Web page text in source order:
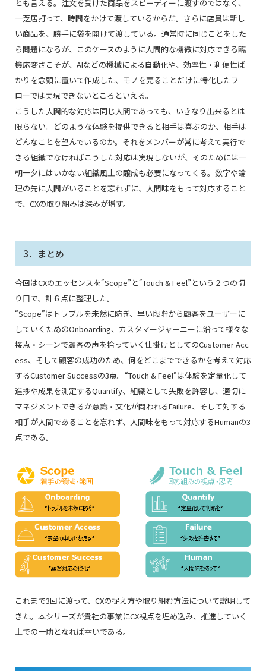
とも言える。注文を受けた商品をスピーディーに渡すのではなく、
一芝居打って、時間をかけて渡しているからだ。さらに店員は新し
い商品を、勝手に袋を開けて渡している。通常時に同じことをした
ら問題になるが、このケースのように人間的な機微に対応できる臨
機応変さこそが、AIなどの機械による自動化や、効率性・利便性ば
かりを念頭に置いて作成した、モノを売ることだけに特化したフ
ローでは実現できないところといえる。
こうした人間的な対応は同じ人間であっても、いきなり出来るとは
限らない。どのような体験を提供できると相手は喜ぶのか、相手は
どんなことを望んでいるのか。それをメンバーが常に考えて実行で
きる組織でなければこうした対応は実現しないが、そのためには一
朝一夕にはいかない組織風土の醸成も必要になってくる。数字や論
理の先に人間がいることを忘れずに、人間味をもって対応すること
で、CXの取り組みは深みが増す。
3．まとめ
今回はCXのエッセンスを“Scope”と“Touch & Feel”という２つの切
り口で、計６点に整理した。
“Scope”はトラブルを未然に防ぎ、早い段階から顧客をユーザーに
していくためのOnboarding、カスタマージャーニーに沿って様々な
接点・シーンで顧客の声を拾っていく仕掛けとしてのCustomer Acc
ess、そして顧客の成功のため、何をどこまでできるかを考えて対応
するCustomer Successの3点。“Touch & Feel”は体験を定量化して
進捗や成果を測定するQuantify、組織として失敗を許容し、適切に
マネジメントできるか意識・文化が問われるFailure、そして対する
相手が人間であることを忘れず、人間味をもって対応するHumanの3
点である。
これまで3回に渡って、CXの捉え方や取り組む方法について説明して
きた。本シリーズが貴社の事業にCX視点を埋め込み、推進していく
上での一助となれば幸いである。